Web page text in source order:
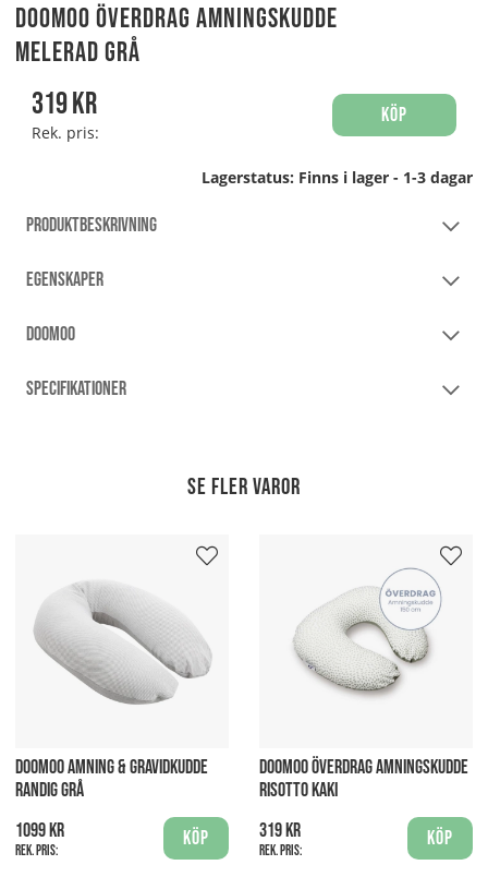
Doomoo Överdrag Amningskudde
Melerad Grå
319kr
Rek. pris:
Köp
Lagerstatus: Finns i lager - 1-3 dagar
PRODUKTBESKRIVNING
EGENSKAPER
DOOMOO
SPECIFIKATIONER
Se fler varor
DOOMOO AMNING & GRAVIDKUDDE
RANDIG GRÅ
1099 kr
Rek. pris:
Köp
DOOMOO ÖVERDRAG AMNINGSKUDDE
RISOTTO KAKI
319 kr
Rek. pris:
Köp